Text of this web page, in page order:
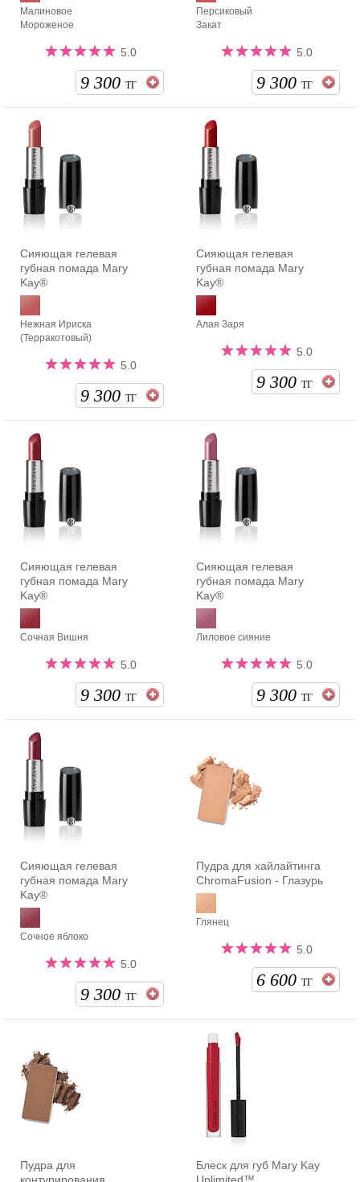
Малиновое
Мороженое
5.0
9 300 ТГ
Персиковый
Закат
5.0
9 300 ТГ
Сияющая гелевая
губная помада Mary
Kay®
Нежная Ириска
(Терракотовый)
5.0
9 300 ТГ
Сияющая гелевая
губная помада Mary
Kay®
Алая Заря
5.0
9 300 ТГ
Сияющая гелевая
губная помада Mary
Kay®
Сочная Вишня
5.0
9 300 ТГ
Сияющая гелевая
губная помада Mary
Kay®
Лиловое сияние
5.0
9 300 ТГ
Сияющая гелевая
губная помада Mary
Kay®
Сочное яблоко
5.0
9 300 ТГ
Пудра для хайлайтинга
ChromaFusion - Глазурь
Глянец
5.0
6 600 ТГ
Пудра для
Блеск для губ Mary Kay